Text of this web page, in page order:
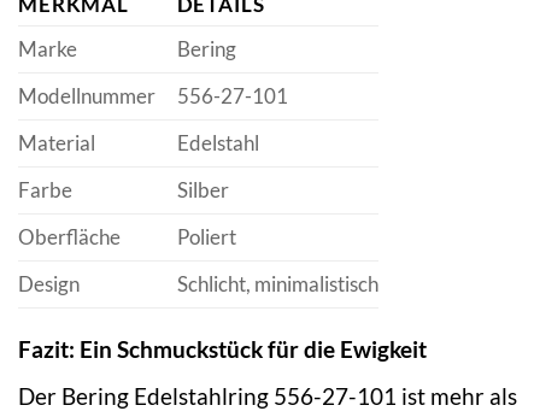
Marke
Bering
Modellnummer
556-27-101
Material
Edelstahl
Farbe
Silber
Oberfläche
Poliert
Design
Schlicht, minimalistisch
Fazit: Ein Schmuckstück für die Ewigkeit
Der Bering Edelstahlring 556-27-101 ist mehr als